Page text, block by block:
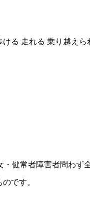
る 走れる 乗り越えら
・健常者障害者問わず
です。